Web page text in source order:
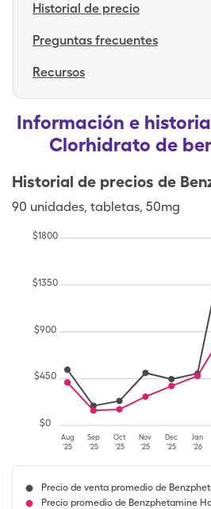
Historial de precio
Preguntas frecuentes
Recursos
Información e
Clorhidrato de
Historial de precios de
90 unidades, tabletas, 50mg
Aug
'25
Sep
'25
Oct
'25
Nov
'25
Dec
'25
Jan
'26
$0
$450
$900
$1350
$1800
Precio de venta promedio de
Precio promedio de Benzphetamine